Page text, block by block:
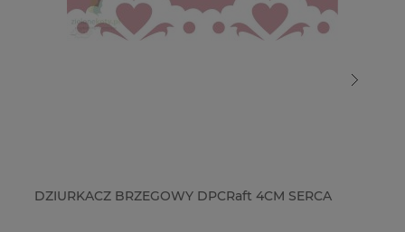
DZIURKACZ BRZEGOWY DPCRaft 4CM SERCA